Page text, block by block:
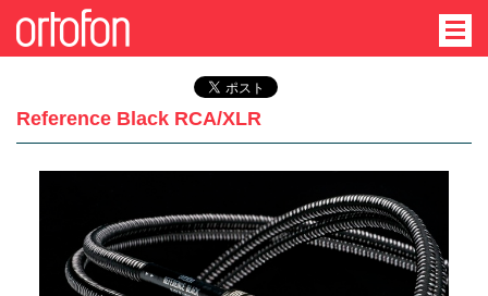
Reference Black RCA/XLR